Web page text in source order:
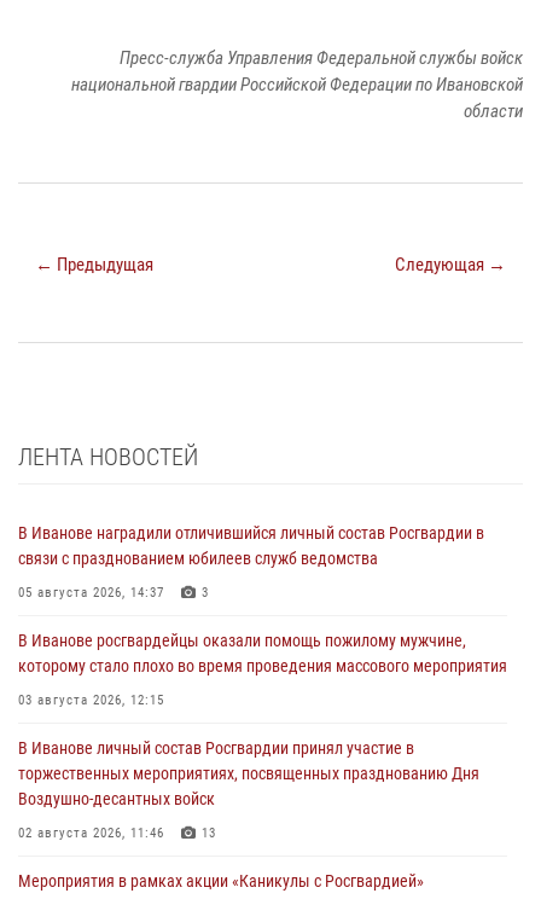
Пресс-служба Управления Федеральной службы войск
национальной гвардии Российской Федерации по Ивановской
области
← Предыдущая Следующая →
ЛЕНТА НОВОСТЕЙ
В Иванове наградили отличившийся личный состав Росгвардии в
связи с празднованием юбилеев служб ведомства
05 августа 2026, 14:37 3
В Иванове росгвардейцы оказали помощь пожилому мужчине,
которому стало плохо во время проведения массового мероприятия
03 августа 2026, 12:15
В Иванове личный состав Росгвардии принял участие в
торжественных мероприятиях, посвященных празднованию Дня
Воздушно-десантных войск
02 августа 2026, 11:46 13
Мероприятия в рамках акции «Каникулы с Росгвардией»